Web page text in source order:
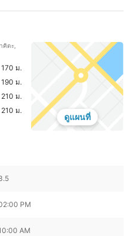
คิตะ,
170 ม.
190 ม.
210 ม.
210 ม.
ดูแผนที่
PM
AM